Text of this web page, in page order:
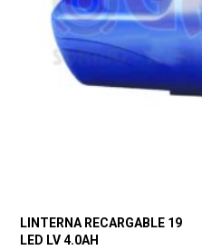
LINTERNA RECARGABLE 19
LED LV 4.0AH